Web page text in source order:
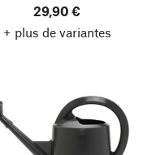
29,90 €
+ plus de variantes